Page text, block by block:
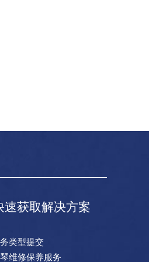
获取解决方案
类型提交
维修保养服务